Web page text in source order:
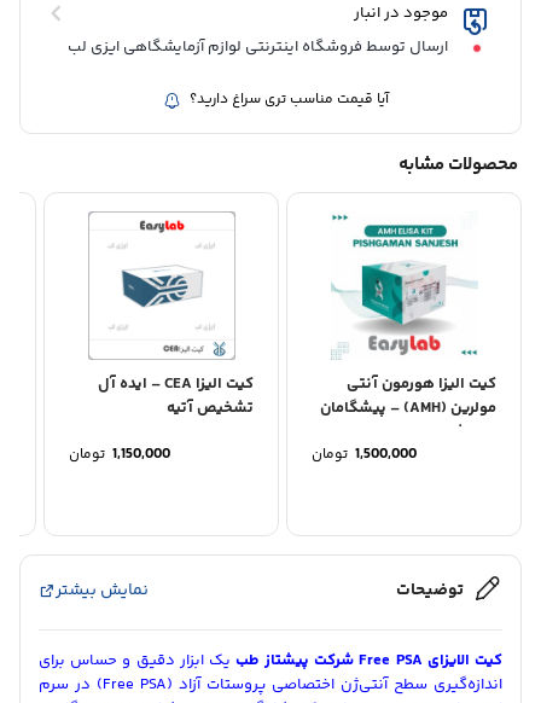
موجود در انبار
ارسال توسط فروشگاه اینترنتی لوازم آزمایشگاهی ایزی لب
آیا قیمت مناسب تری سراغ دارید؟
محصولات مشابه
کیت الیزا هورمون آنتی
مولرین (AMH) – پیشگامان
سنجش
1,500,000 تومان
کیت الیزا CEA – ایده آل
تشخیص آتیه
1,150,000 تومان
توضیحات نمایش بیشتر
کیت الایزای Free PSA شرکت پیشتاز طب
یک ابزار دقیق و حساس برای
اندازه‌گیری سطح آنتی‌ژن اختصاصی پروستات آزاد (Free PSA) در سرم